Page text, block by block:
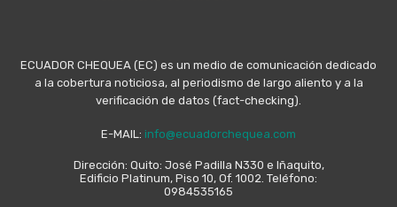
ECUADOR CHEQUEA (EC) es un medio de comunicación dedicado
a la cobertura noticiosa, al periodismo de largo aliento y a la
verificación de datos (fact-checking).
E-MAIL: info@ecuadorchequea.com
Dirección: Quito: José Padilla N330 e Iñaquito,
Edificio Platinum, Piso 10, Of. 1002. Teléfono:
0984535165